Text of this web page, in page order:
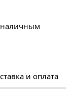
и оплата